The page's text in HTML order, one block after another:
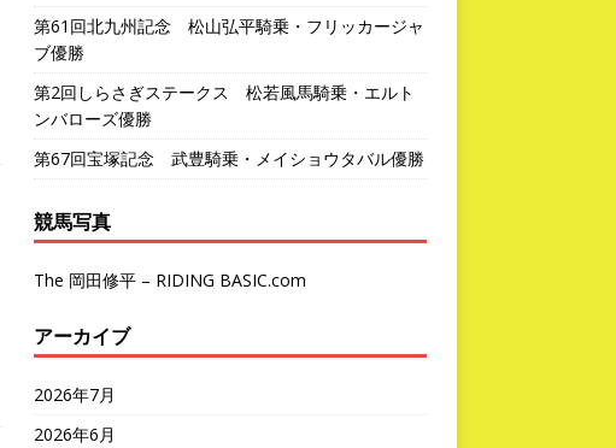
第61回北九州記念 松山弘平騎乗・フリッカージャ
ブ優勝
第2回しらさぎステークス 松若風馬騎乗・エルト
ンバローズ優勝
第67回宝塚記念 武豊騎乗・メイショウタバル優勝
競馬写真
The 岡田修平 – RIDING BASIC.com
アーカイブ
2026年7月
2026年6月